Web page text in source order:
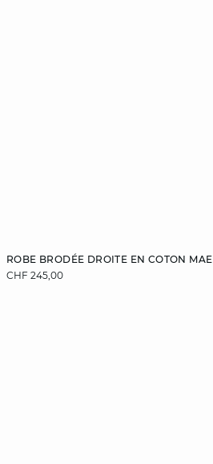
ROBE BRODÉE DROITE EN COTON MAE
CHF 245,00